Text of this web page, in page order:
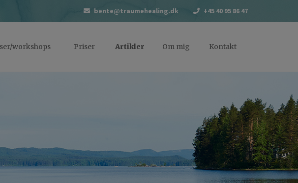
+45 40 95 86 47
bente@traumehealing.dk
workshops Priser Artikler Om mig Kontakt